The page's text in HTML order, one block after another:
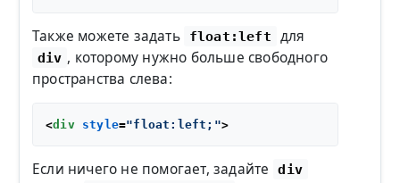
Также можете задать float:left для
div , которому нужно больше свободного
пространства слева:
<div style="float:left;">
Если ничего не помогает, задайте div